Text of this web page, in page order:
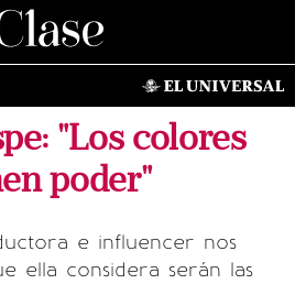
"Los colores
poder"
e influencer nos
ella considera serán las